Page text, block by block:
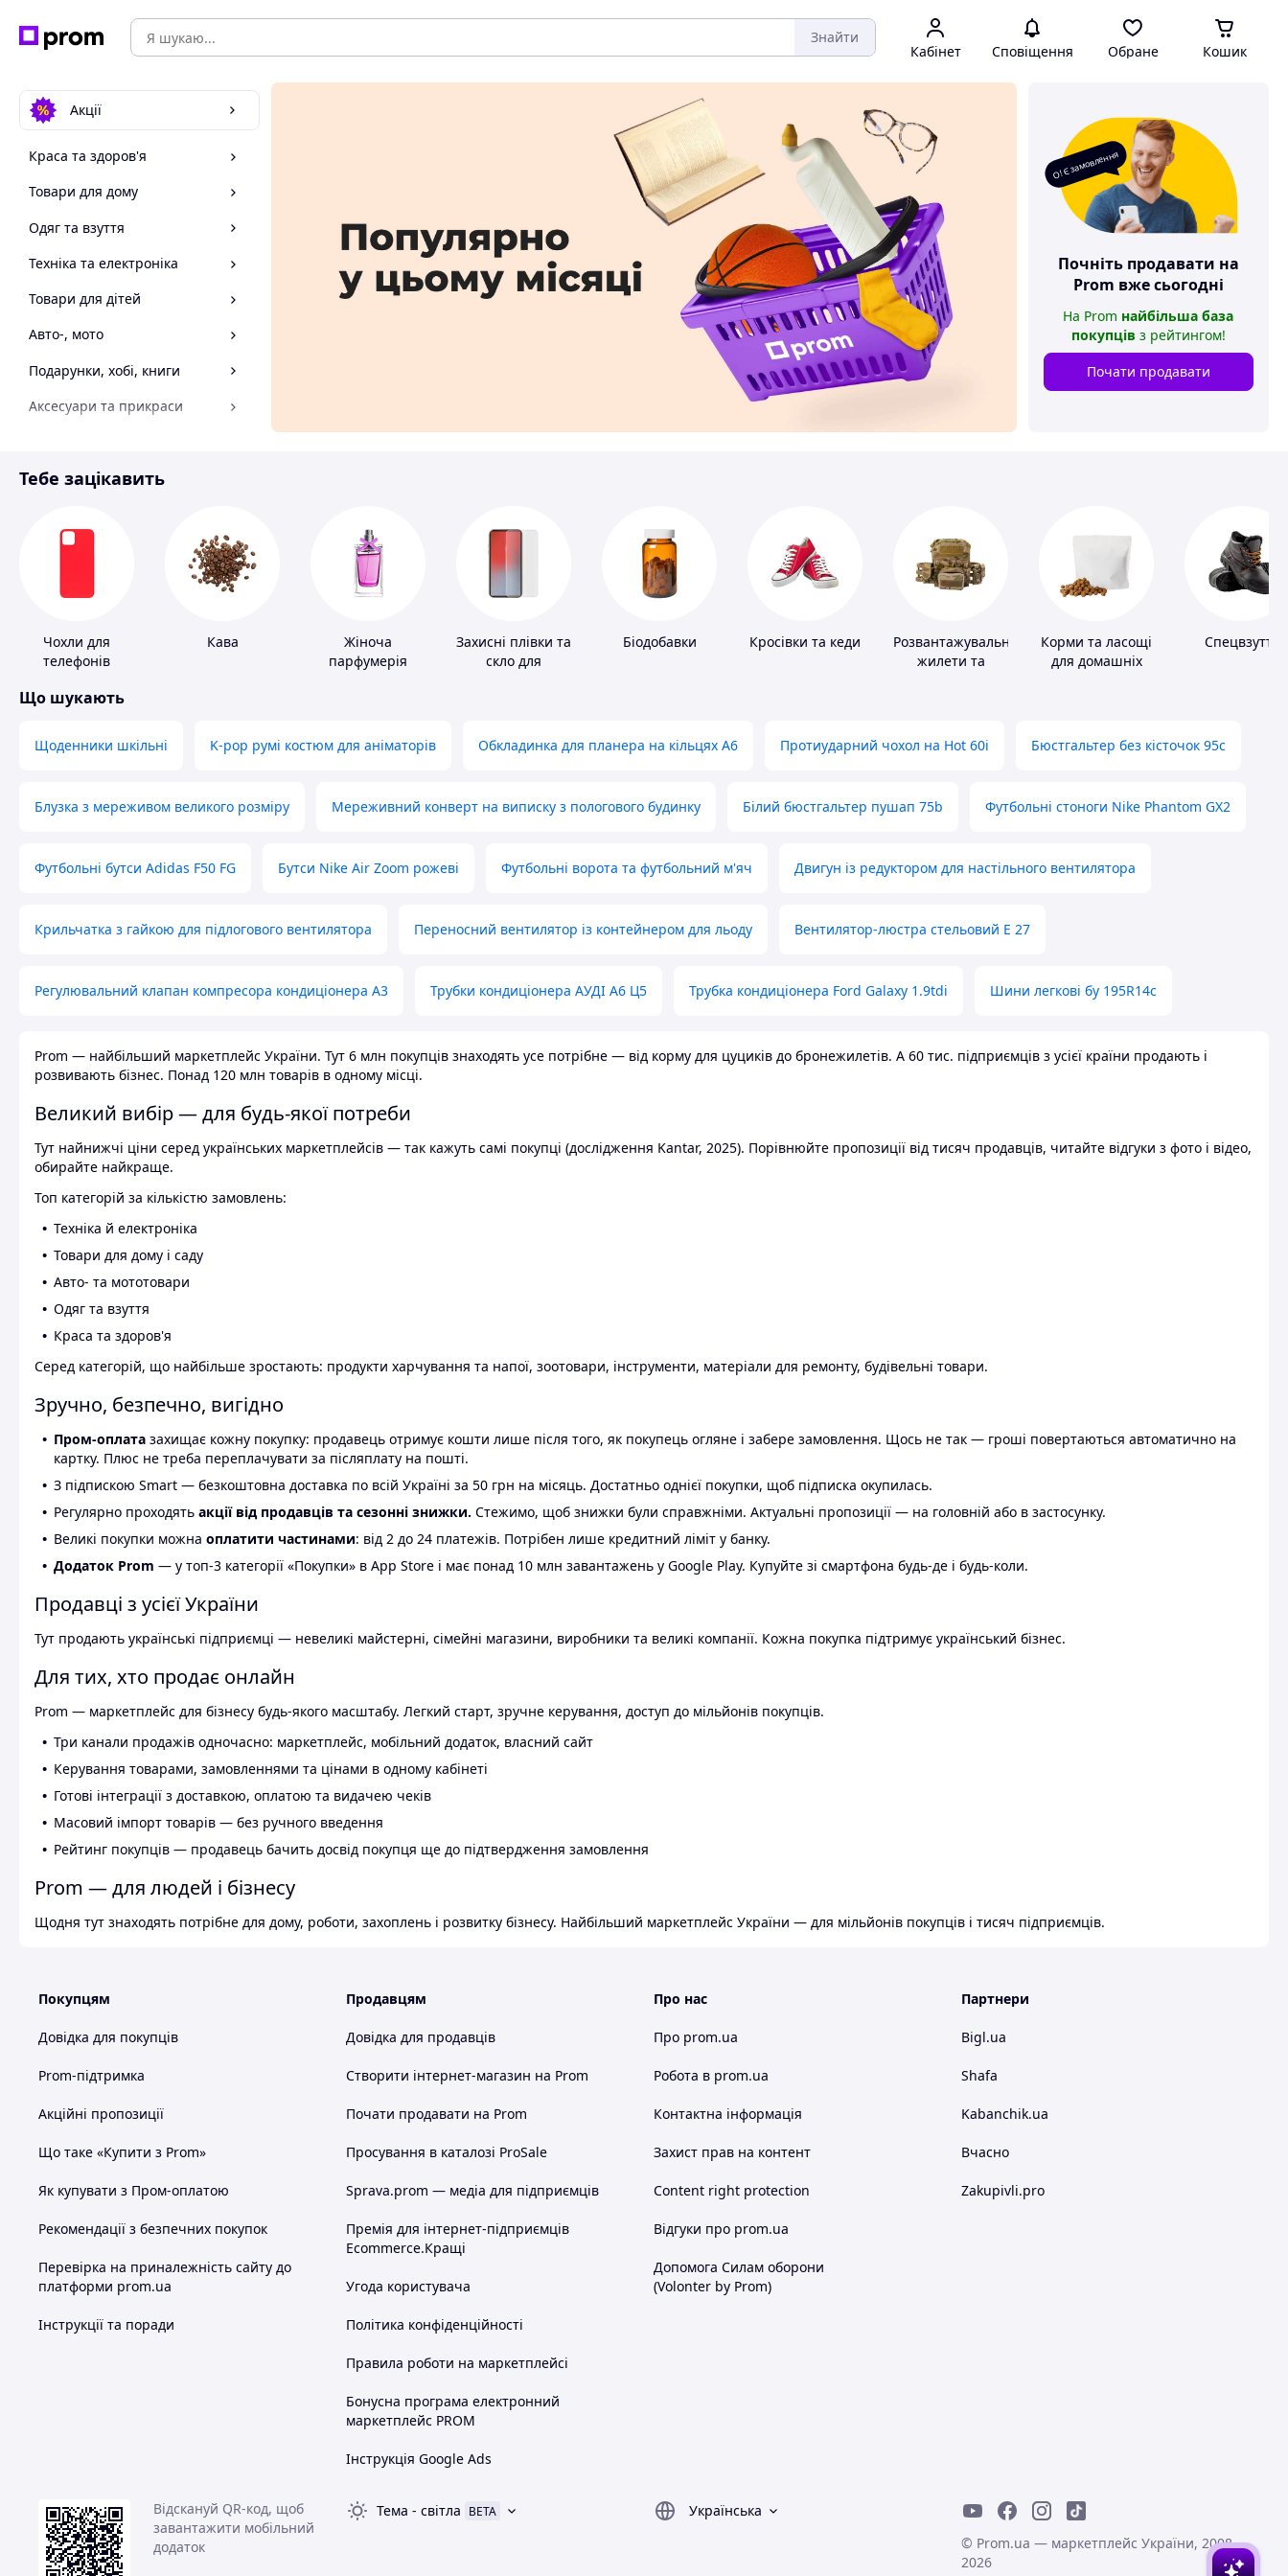
Знайти
Кабінет Сповіщення Обране Кошик
Акції
Краса та здоров'я
Товари для дому
Одяг та взуття
Техніка та електроніка
Товари для дітей
Авто-, мото
Подарунки, хобі, книги
Аксесуари та прикраси
Спорт і відпочинок
О! Є замовлення
Почніть продавати на
Prom вже сьогодні
На Prom найбільша база
покупців з рейтингом!
Почати продавати
Тебе зацікавить
Чохли для
телефонів
Кава
Жіноча
парфумерія
Захисні плівки та
скло для
Біодобавки Кросівки та кеди
Розвантажувальні
жилети та
Корми та ласощі
для домашніх
Спецвзуття
Що шукають
Щоденники шкільні K-pop румі костюм для аніматорів Обкладинка для планера на кільцях А6 Протиударний чохол на Hot 60i Бюстгальтер без кісточок 95с
Блузка з мереживом великого розміру Мереживний конверт на виписку з пологового будинку Білий бюстгальтер пушап 75b Футбольні стоноги Nike Phantom GX2
Футбольні бутси Adidas F50 FG Бутси Nike Air Zoom рожеві Футбольні ворота та футбольний м'яч Двигун із редуктором для настільного вентилятора
Крильчатка з гайкою для підлогового вентилятора Переносний вентилятор із контейнером для льоду Вентилятор-люстра стельовий E 27
Регулювальний клапан компресора кондиціонера А3 Трубки кондиціонера АУДІ А6 Ц5 Трубка кондиціонера Ford Galaxy 1.9tdi Шини легкові бу 195R14c
Prom — найбільший маркетплейс України. Тут 6 млн покупців знаходять усе потрібне — від корму для цуциків до бронежилетів. А 60 тис. підприємців з усієї країни продають і
розвивають бізнес. Понад 120 млн товарів в одному місці.
Великий вибір — для будь-якої потреби
Тут найнижчі ціни серед українських маркетплейсів — так кажуть самі покупці (дослідження Kantar, 2025). Порівнюйте пропозиції від тисяч продавців, читайте відгуки з фото і відео,
обирайте найкраще.
Топ категорій за кількістю замовлень:
Техніка й електроніка
Товари для дому і саду
Авто- та мототовари
Одяг та взуття
Краса та здоров'я
Серед категорій, що найбільше зростають: продукти харчування та напої, зоотовари, інструменти, матеріали для ремонту, будівельні товари.
Зручно, безпечно, вигідно
Пром-оплата захищає кожну покупку: продавець отримує кошти лише після того, як покупець огляне і забере замовлення. Щось не так — гроші повертаються автоматично на
картку. Плюс не треба переплачувати за післяплату на пошті.
З підпискою Smart — безкоштовна доставка по всій Україні за 50 грн на місяць. Достатньо однієї покупки, щоб підписка окупилась.
Регулярно проходять акції від продавців та сезонні знижки. Стежимо, щоб знижки були справжніми. Актуальні пропозиції — на головній або в застосунку.
Великі покупки можна оплатити частинами: від 2 до 24 платежів. Потрібен лише кредитний ліміт у банку.
Додаток Prom — у топ-3 категорії «Покупки» в App Store і має понад 10 млн завантажень у Google Play. Купуйте зі смартфона будь-де і будь-коли.
Продавці з усієї України
Тут продають українські підприємці — невеликі майстерні, сімейні магазини, виробники та великі компанії. Кожна покупка підтримує український бізнес.
Для тих, хто продає онлайн
Prom — маркетплейс для бізнесу будь-якого масштабу. Легкий старт, зручне керування, доступ до мільйонів покупців.
Три канали продажів одночасно: маркетплейс, мобільний додаток, власний сайт
Керування товарами, замовленнями та цінами в одному кабінеті
Готові інтеграції з доставкою, оплатою та видачею чеків
Масовий імпорт товарів — без ручного введення
Рейтинг покупців — продавець бачить досвід покупця ще до підтвердження замовлення
Prom — для людей і бізнесу
Щодня тут знаходять потрібне для дому, роботи, захоплень і розвитку бізнесу. Найбільший маркетплейс України — для мільйонів покупців і тисяч підприємців.
Покупцям
Довідка для покупців
Prom-підтримка
Акційні пропозиції
Що таке «Купити з Prom»
Як купувати з Пром-оплатою
Рекомендації з безпечних покупок
Перевірка на приналежність сайту до
платформи prom.ua
Інструкції та поради
Продавцям
Довідка для продавців
Створити інтернет-магазин на Prom
Почати продавати на Prom
Просування в каталозі ProSale
Sprava.prom — медіа для підприємців
Премія для інтернет-підприємців
Ecommerce.Кращі
Угода користувача
Політика конфіденційності
Правила роботи на маркетплейсі
Бонусна програма електронний
маркетплейс PROM
Інструкція Google Ads
Про нас
Про prom.ua
Робота в prom.ua
Контактна інформація
Захист прав на контент
Content right protection
Відгуки про prom.ua
Допомога Силам оборони
(Volonter by Prom)
Партнери
Bigl.ua
Shafa
Kabanchik.ua
Вчасно
Zakupivli.pro
Відскануй QR-код, щоб
завантажити мобільний
додаток
Тема - світла BETA
Українська
© Prom.ua — маркетплейс України, 2008-
2026